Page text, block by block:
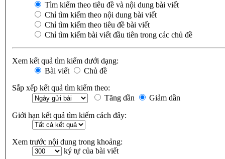
Tìm kiếm theo tiêu đề và nội dung bài viết
Chỉ tìm kiếm theo nội dung bài viết
Chỉ tìm kiếm theo tiêu đề bài viết
Chỉ tìm kiếm bài viết đầu tiên trong các chủ đề
Xem kết quả tìm kiếm dưới dạng:
Bài viết
Chủ đề
Sắp xếp kết quả tìm kiếm theo:
Tăng dần
Giảm dần
Giới hạn kết quả tìm kiếm cách đây:
Xem trước nội dung trong khoảng:
ký tự của bài viết